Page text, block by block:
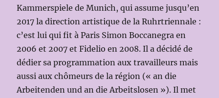
Kammerspiele de Munich, qui assume jusqu’en
2017 la direction artistique de la Ruhrtriennale :
c’est lui qui fit à Paris Simon Boccanegra en
2006 et 2007 et Fidelio en 2008. Il a décidé de
dédier sa programmation aux travailleurs mais
aussi aux chômeurs de la région (« an die
Arbeitenden und an die Arbeitslosen »). Il met